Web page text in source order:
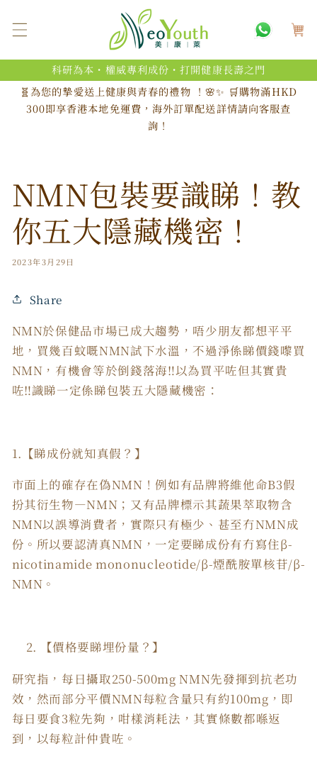
容
物
科研為本・權威專利成份・打開健康長壽之門
🧬為您的摯愛送上健康與青春的禮物 ！🌸✨ 🛒購物滿HKD
300即享香港本地免運費，海外訂單配送詳情請向客服查
詢！
NMN包裝要識睇！教
你五大隱藏機密！
2023年3月29日
Share
NMN於保健品市場已成大趨勢，唔少朋友都想平平
地，買幾百蚊嘅NMN試下水溫，不過淨係睇價錢嚟買
NMN，有機會等於倒錢落海‼️以為買平咗但其實貴
咗‼️識睇一定係睇包裝五大隱藏機密：
1.【睇成份就知真假？】
市面上的確存在偽NMN！例如有品牌將維他命B3假
扮其衍生物—NMN；又有品牌標示其蔬果萃取物含
NMN以誤導消費者，實際只有極少、甚至冇NMN成
份。所以要認清真NMN，一定要睇成份有冇寫住β-
nicotinamide mononucleotide/β-煙酰胺單核苷/β-
NMN。
【價格要睇埋份量？】
研究指，每日攝取250-500mg NMN先發揮到抗老功
效，然而部分平價NMN每粒含量只有約100mg，即
每日要食3粒先夠，咁樣消耗法，其實條數都喺返
到，以每粒計仲貴咗。